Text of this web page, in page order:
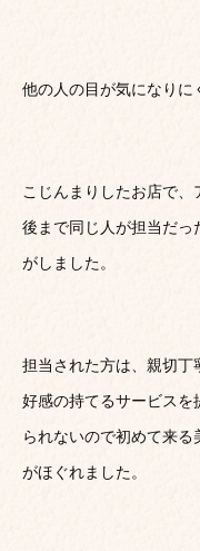
他の人の目が気になりに
こじんまりしたお店で
後まで同じ人が担当だっ
がしました。
担当された方は、親切丁
好感の持てるサービスを
られないので初めて来
がほぐれました。